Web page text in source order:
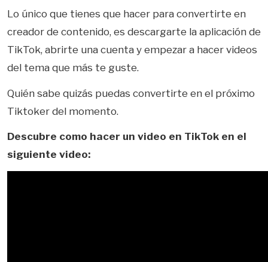
Lo único que tienes que hacer para convertirte en
creador de contenido, es descargarte la aplicación de
TikTok, abrirte una cuenta y empezar a hacer videos
del tema que más te guste.
Quién sabe quizás puedas convertirte en el próximo
Tiktoker del momento.
Descubre como hacer un video en TikTok en el
siguiente video: